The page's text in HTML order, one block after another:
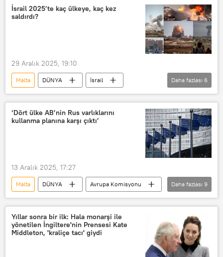
Tanker
Yakıt tankeri
İsrail 2025’te kaç ülkeye, kaç kez
saldırdı?
29 Aralık 2025, 19:10
Malta DÜNYA
İsrail
Hava saldırıları
ABD
Gazze
İran
Hamas Katar
Daha fazlası 6
‘Dört ülke AB’nin Rus varlıklarını
kullanma planına karşı çıktı’
13 Aralık 2025, 17:27
Malta DÜNYA
Avrupa Komisyonu
AB
Avrupa
Belçika
Bulgaristan
İtalya
Bart de Wever
Ukrayna
Daha fazlası 9
Yıllar sonra bir ilk: Hala monarşi ile
yönetilen İngiltere'nin Prensesi Kate
Middleton, 'kraliçe tacı' giydi